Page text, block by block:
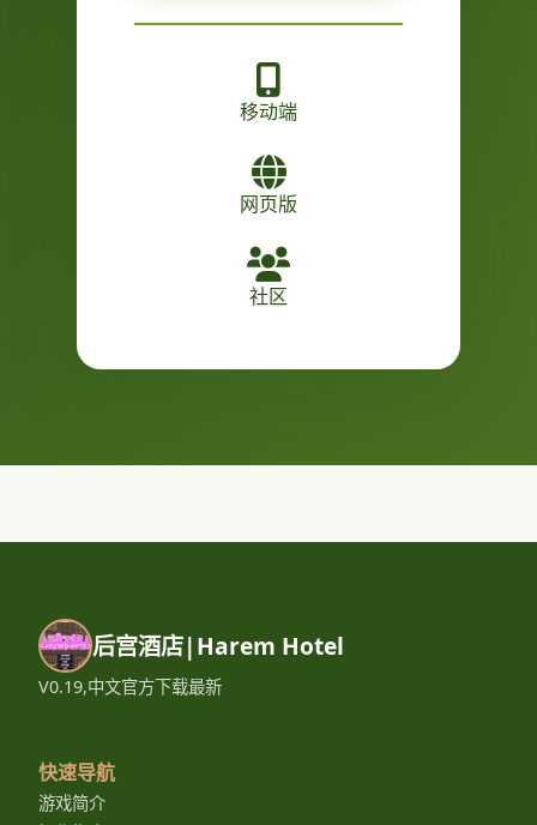
移动端
网页版
社区
后宫酒店|Harem Hotel
V0.19,中文官方下载最新
快速导航
游戏简介